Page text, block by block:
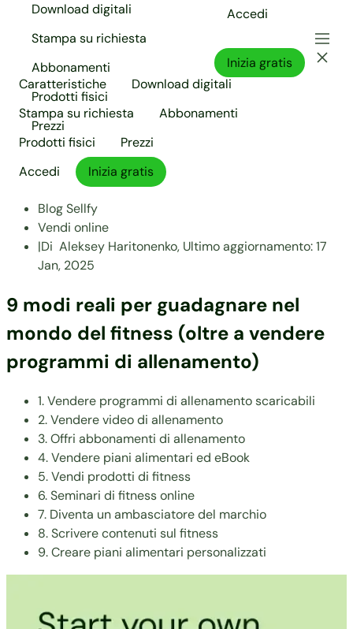
Download digitali
Stampa su richiesta
Abbonamenti
Prodotti fisici
Prezzi
Accedi
Inizia gratis
Caratteristiche
Download digitali
Stampa su richiesta
Abbonamenti
Prodotti fisici
Prezzi
Accedi
Inizia gratis
Blog Sellfy
Vendi online
|Di Aleksey Haritonenko, Ultimo aggiornamento:17
Jan, 2025
9 modi reali per guadagnare nel
mondo del fitness (oltre a vendere
programmi di allenamento)
1. Vendere programmi di allenamento scaricabili
2. Vendere video di allenamento
3. Offri abbonamenti di allenamento
4. Vendere piani alimentari ed eBook
5. Vendi prodotti di fitness
6. Seminari di fitness online
7. Diventa un ambasciatore del marchio
8. Scrivere contenuti sul fitness
9. Creare piani alimentari personalizzati